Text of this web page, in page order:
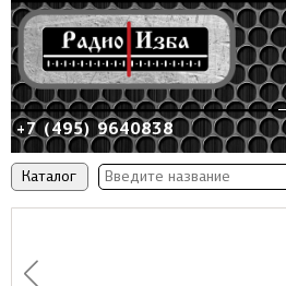
Каталог
+7 (495) 9640838